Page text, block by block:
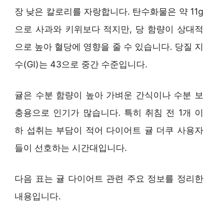
장 낮은 칼로리를 자랑합니다. 탄수화물은 약 11g
으로 사과와 키위보다 적지만, 당 함량이 상대적
으로 높아 혈당에 영향을 줄 수 있습니다. 당질 지
수(GI)는 43으로 중간 수준입니다.
귤은 수분 함량이 높아 가벼운 간식이나 수분 보
충용으로 인기가 많습니다. 특히 취침 전 1개 이
하 섭취는 부담이 적어 다이어트 귤 더쿠 사용자
들이 선호하는 시간대입니다.
다음 표는 귤 다이어트 관련 주요 정보를 정리한
내용입니다.